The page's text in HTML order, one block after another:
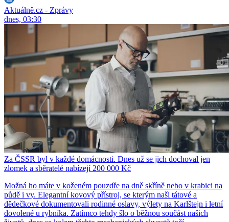
Aktuálně.cz - Zprávy
dnes, 03:30
Za ČSSR byl v každé domácnosti. Dnes už se jich dochoval jen
zlomek a sběratelé nabízejí 200 000 Kč
Možná ho máte v koženém pouzdře na dně skříně nebo v krabici na
půdě i vy. Elegantní kovový přístroj, se kterým naši tátové a
dědečkové dokumentovali rodinné oslavy, výlety na Karlštejn i letní
dovolené u rybníka. Zatímco tehdy šlo o běžnou součást našich